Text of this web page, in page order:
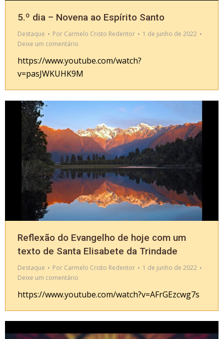
5.º dia – Novena ao Espírito Santo
Destaque Por Carmelo Cristo Redentor
1 de junho de 2022
Deixe um comentário
https://www.youtube.com/watch?
v=pasJWKUHK9M
Reflexão do Evangelho de hoje com um
texto de Santa Elisabete da Trindade
Destaque Por Carmelo Cristo Redentor
1 de junho de 2022
Deixe um comentário
https://www.youtube.com/watch?v=AFrGEzcwg7s